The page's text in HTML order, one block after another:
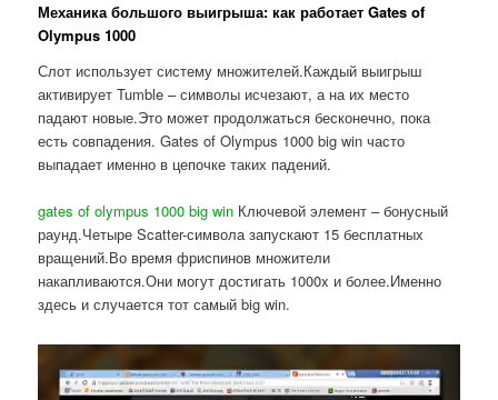
Механика большого выигрыша: как работает Gates of
Olympus 1000
Слот использует систему множителей.Каждый выигрыш
активирует Tumble – символы исчезают, а на их место
падают новые.Это может продолжаться бесконечно, пока
есть совпадения. Gates of Olympus 1000 big win часто
выпадает именно в цепочке таких падений.
gates of olympus 1000 big win Ключевой элемент – бонусный
раунд.Четыре Scatter-символа запускают 15 бесплатных
вращений.Во время фриспинов множители
накапливаются.Они могут достигать 1000x и более.Именно
здесь и случается тот самый big win.